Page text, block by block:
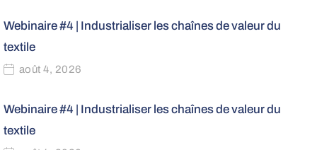
Webinaire #4 | Industrialiser les chaînes de valeur du
textile
août 4, 2026
Webinaire #4 | Industrialiser les chaînes de valeur du
textile